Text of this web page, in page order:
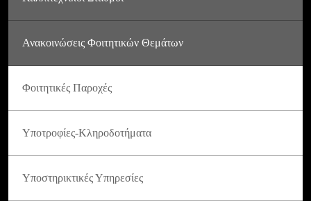
Ανακοινώσεις Φοιτητικών Θεμάτων
Φοιτητικές Παροχές
Υποτροφίες-Κληροδοτήματα
Υποστηρικτικές Υπηρεσίες